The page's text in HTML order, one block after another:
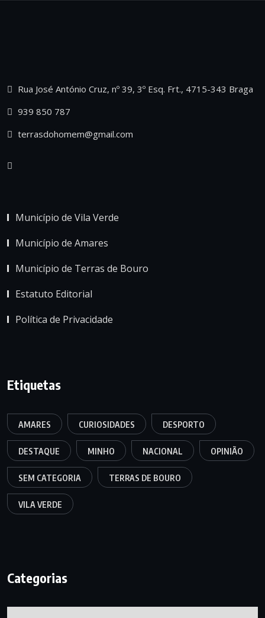
Rua José António Cruz, nº 39, 3º Esq. Frt., 4715-343 Braga
939 850 787
terrasdohomem@gmail.com
Município de Vila Verde
Município de Amares
Município de Terras de Bouro
Estatuto Editorial
Política de Privacidade
Etiquetas
AMARES CURIOSIDADES DESPORTO
DESTAQUE MINHO NACIONAL OPINIÃO
SEM CATEGORIA TERRAS DE BOURO
VILA VERDE
Categorias